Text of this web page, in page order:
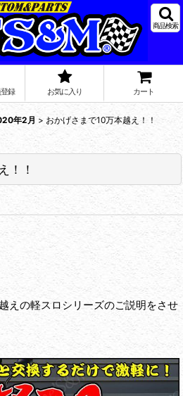
商品検索
録 お気に入り カート
年2月 > おかげさまで10万本越え！！
！！
えの軽スロシリーズのご説明をさせ